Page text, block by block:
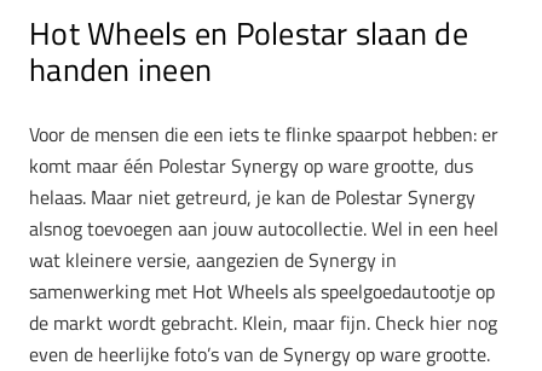
Hot Wheels en Polestar slaan de
handen ineen
Voor de mensen die een iets te flinke spaarpot hebben: er
komt maar één Polestar Synergy op ware grootte, dus
helaas. Maar niet getreurd, je kan de Polestar Synergy
alsnog toevoegen aan jouw autocollectie. Wel in een heel
wat kleinere versie, aangezien de Synergy in
samenwerking met Hot Wheels als speelgoedautootje op
de markt wordt gebracht. Klein, maar fijn. Check hier nog
even de heerlijke foto’s van de Synergy op ware grootte.